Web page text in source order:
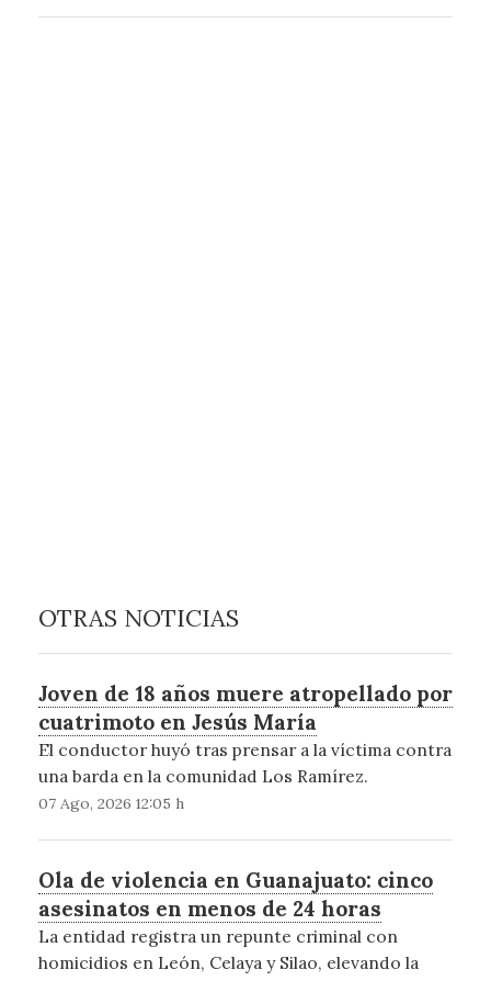
OTRAS NOTICIAS
Joven de 18 años muere atropellado por
cuatrimoto en Jesús María
El conductor huyó tras prensar a la víctima contra
una barda en la comunidad Los Ramírez.
07 Ago, 2026 12:05 h
Ola de violencia en Guanajuato: cinco
asesinatos en menos de 24 horas
La entidad registra un repunte criminal con
homicidios en León, Celaya y Silao, elevando la